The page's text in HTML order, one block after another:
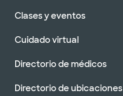
Clases y eventos
Cuidado virtual
Directorio de médicos
Directorio de ubicaciones